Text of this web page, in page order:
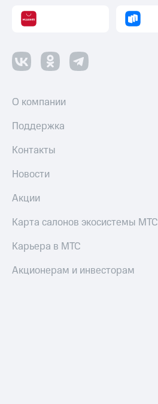
О компании
Поддержка
Контакты
Новости
Акции
Карта салонов экосистемы МТС
Карьера в МТС
Акционерам и инвесторам